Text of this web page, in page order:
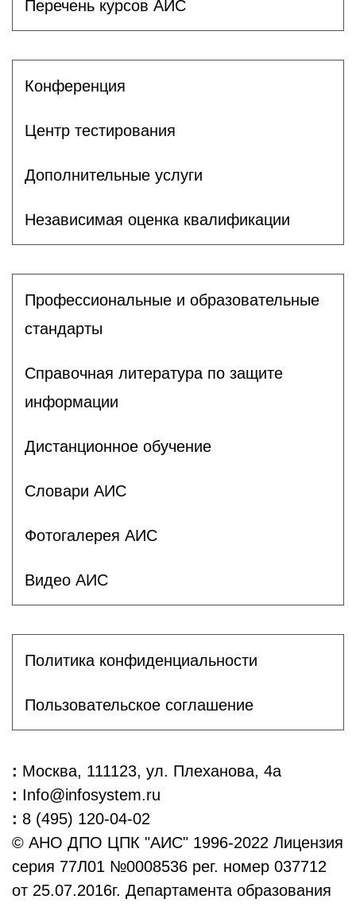
Перечень курсов АИС
Конференция
Центр тестирования
Дополнительные услуги
Независимая оценка квалификации
Профессиональные и образовательные
стандарты
Справочная литература по защите
информации
Дистанционное обучение
Словари АИС
Фотогалерея АИС
Видео АИС
Политика конфиденциальности
Пользовательское соглашение
: Москва, 111123, ул. Плеханова, 4а
: Info@infosystem.ru
: 8 (495) 120-04-02
© АНО ДПО ЦПК "АИС" 1996-2022 Лицензия
серия 77Л01 №0008536 рег. номер 037712
от 25.07.2016г. Департамента образования